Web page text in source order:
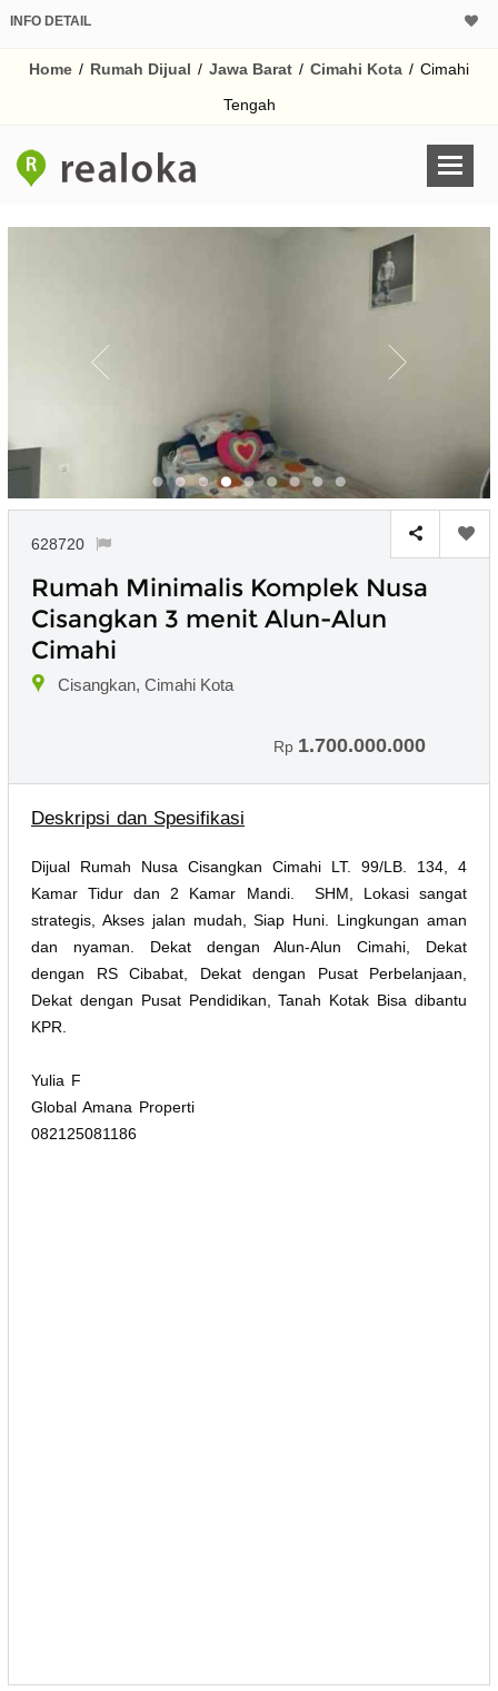
INFO DETAIL
Home / Rumah Dijual / Jawa Barat / Cimahi Kota / Cimahi
Tengah
628720
Rumah Minimalis Komplek Nusa
Cisangkan 3 menit Alun-Alun
Cimahi
Cisangkan, Cimahi Kota
Rp 1.700.000.000
Deskripsi dan Spesifikasi
Dijual Rumah Nusa Cisangkan Cimahi LT. 99/LB. 134, 4
Kamar Tidur dan 2 Kamar Mandi. SHM, Lokasi sangat
strategis, Akses jalan mudah, Siap Huni. Lingkungan aman
dan nyaman. Dekat dengan Alun-Alun Cimahi, Dekat
dengan RS Cibabat, Dekat dengan Pusat Perbelanjaan,
Dekat dengan Pusat Pendidikan, Tanah Kotak Bisa dibantu
KPR.
Yulia F
Global Amana Properti
082125081186
Harga Rp
% /th
pada kotak-